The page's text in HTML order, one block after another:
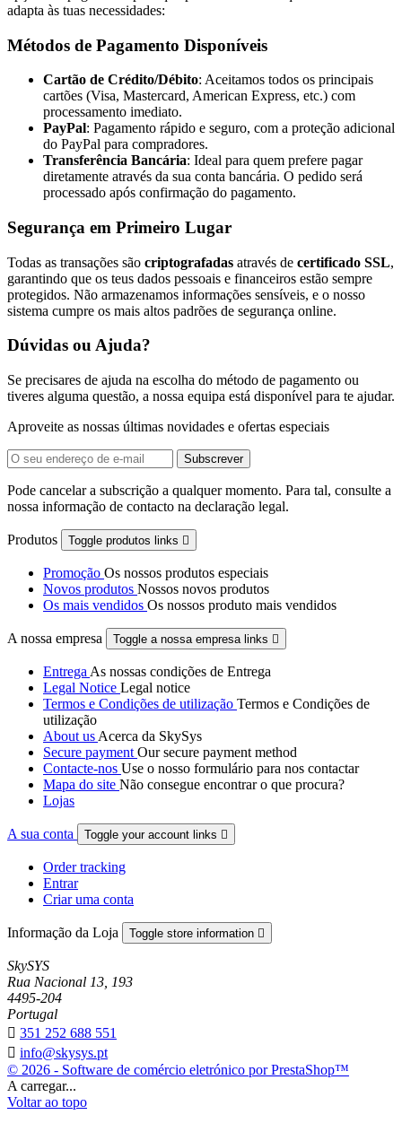
adapta às tuas necessidades:
Métodos de Pagamento Disponíveis
Cartão de Crédito/Débito: Aceitamos todos os principais
cartões (Visa, Mastercard, American Express, etc.) com
processamento imediato.
PayPal: Pagamento rápido e seguro, com a proteção adicional
do PayPal para compradores.
Transferência Bancária: Ideal para quem prefere pagar
diretamente através da sua conta bancária. O pedido será
processado após confirmação do pagamento.
Segurança em Primeiro Lugar
Todas as transações são criptografadas através de certificado SSL,
garantindo que os teus dados pessoais e financeiros estão sempre
protegidos. Não armazenamos informações sensíveis, e o nosso
sistema cumpre os mais altos padrões de segurança online.
Dúvidas ou Ajuda?
Se precisares de ajuda na escolha do método de pagamento ou
tiveres alguma questão, a nossa equipa está disponível para te ajudar.
Aproveite as nossas últimas novidades e ofertas especiais
Pode cancelar a subscrição a qualquer momento. Para tal, consulte a
nossa informação de contacto na declaração legal.
Produtos Toggle produtos links 
Promoção Os nossos produtos especiais
Novos produtos Nossos novos produtos
Os mais vendidos Os nossos produto mais vendidos
A nossa empresa Toggle a nossa empresa links 
Entrega As nossas condições de Entrega
Legal Notice Legal notice
Termos e Condições de utilização Termos e Condições de
utilização
About us Acerca da SkySys
Secure payment Our secure payment method
Contacte-nos Use o nosso formulário para nos contactar
Mapa do site Não consegue encontrar o que procura?
Lojas
A sua conta Toggle your account links 
Order tracking
Entrar
Criar uma conta
Informação da Loja Toggle store information 
SkySYS
Rua Nacional 13, 193
4495-204
Portugal
 351 252 688 551
 info@skysys.pt
© 2026 - Software de comércio eletrónico por PrestaShop™
A carregar...
Voltar ao topo